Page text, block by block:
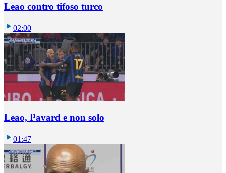
Leao contro tifoso turco
02:00
Leao, Pavard e non solo
01:47